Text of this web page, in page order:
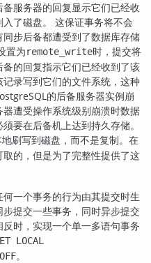
服务器的回复显示它们已经收
了磁盘。 这保证事务将不会
步后备都遭受到了数据库存储
置为remote_write时，提交将
的回复指示它们已经收到了该
录写到它们的文件系统，这种
的后备服务器实例崩
遭受操作系统级别崩溃时数据
要在后备机上达到持久存储。
刷写到磁盘，而不是复制。在
的，但是为了完整性提供了这
一个事务的行为由其提交时生
提交一些事务，同时异步提交
时，实现一个单一多语句事务
LOCAL
。